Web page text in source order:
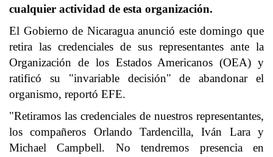
cualquier actividad de esta organización.
El Gobierno de Nicaraguaanunció este domingo que
retira las credenciales de sus representantes ante la
Organización de los Estados Americanos (OEA) y
ratificó su "invariable decisión" de abandonar el
organismo, reportó EFE.
"Retiramos las credenciales de nuestros representantes,
los compañeros Orlando Tardencilla, Iván Lara y
Michael Campbell. No tendremos presencia en